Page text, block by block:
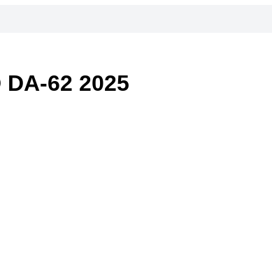
DA-62 2025